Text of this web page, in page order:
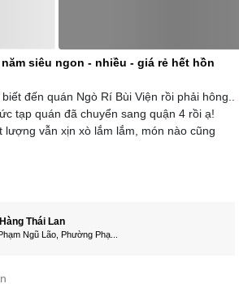
siêu ngon - nhiều - giá rẻ hết hồn
đến quán Ngò Rí Bùi Viện rồi phải hông..
tạp quán đã chuyển sang quận 4 rồi ạ!
lượng vẫn xịn xò lắm lắm, món nào cũng
Thái Lan
Ngũ Lão, Phường Phạ...